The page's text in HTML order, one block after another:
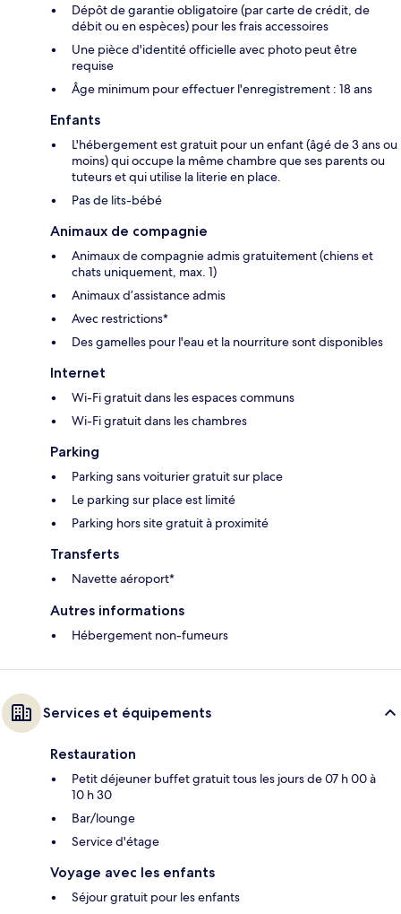
Dépôt de garantie obligatoire (par carte de crédit, de
débit ou en espèces) pour les frais accessoires
Une pièce d'identité officielle avec photo peut être
requise
Âge minimum pour effectuer l'enregistrement : 18 ans
Enfants
L'hébergement est gratuit pour un enfant (âgé de 3 ans ou
moins) qui occupe la même chambre que ses parents ou
tuteurs et qui utilise la literie en place.
Pas de lits-bébé
Animaux de compagnie
Animaux de compagnie admis gratuitement (chiens et
chats uniquement, max. 1)
Animaux d’assistance admis
Avec restrictions*
Des gamelles pour l'eau et la nourriture sont disponibles
Internet
Wi-Fi gratuit dans les espaces communs
Wi-Fi gratuit dans les chambres
Parking
Parking sans voiturier gratuit sur place
Le parking sur place est limité
Parking hors site gratuit à proximité
Transferts
Navette aéroport*
Autres informations
Hébergement non-fumeurs
Services et équipements
Restauration
Petit déjeuner buffet gratuit tous les jours de 07 h 00 à
10 h 30
Bar/lounge
Service d'étage
Voyage avec les enfants
Séjour gratuit pour les enfants